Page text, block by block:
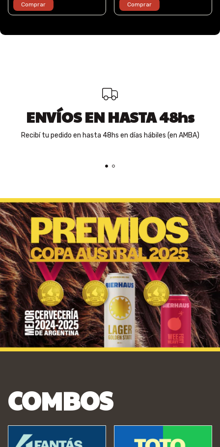
Comprar Comprar
ENVÍOS EN HASTA 48hs
Recibí tu pedido en hasta 48hs en días hábiles (en AMBA)
COMBOS